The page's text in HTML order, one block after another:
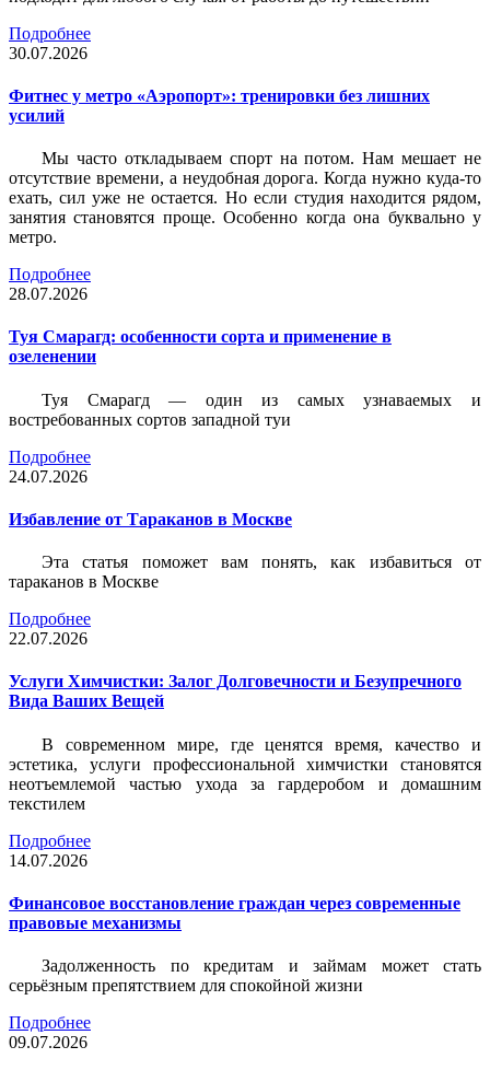
Подробнее
30.07.2026
Фитнес у метро «Аэропорт»: тренировки без лишних
усилий
Мы часто откладываем спорт на потом. Нам мешает не
отсутствие времени, а неудобная дорога. Когда нужно куда-то
ехать, сил уже не остается. Но если студия находится рядом,
занятия становятся проще. Особенно когда она буквально у
метро.
Подробнее
28.07.2026
Туя Смарагд: особенности сорта и применение в
озеленении
Туя Смарагд — один из самых узнаваемых и
востребованных сортов западной туи
Подробнее
24.07.2026
Избавление от Тараканов в Москве
Эта статья поможет вам понять, как избавиться от
тараканов в Москве
Подробнее
22.07.2026
Услуги Химчистки: Залог Долговечности и Безупречного
Вида Ваших Вещей
В современном мире, где ценятся время, качество и
эстетика, услуги профессиональной химчистки становятся
неотъемлемой частью ухода за гардеробом и домашним
текстилем
Подробнее
14.07.2026
Финансовое восстановление граждан через современные
правовые механизмы
Задолженность по кредитам и займам может стать
серьёзным препятствием для спокойной жизни
Подробнее
09.07.2026